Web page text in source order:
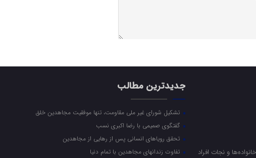
و نجات افراد
جدیدترین مطالب
تشکیل شورای غیر ملی مقاومت، تنها موفقیت مجاهدین خلق
گفتگوی صمیمی با رضا اکبری نسب
تحقق رویاهای انسانی پس از رهایی از مجاهدین
تفاوت زندانهای مجاهدین با تمام دنیا